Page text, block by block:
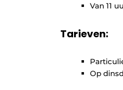
Van 11
Tarieven:
Op